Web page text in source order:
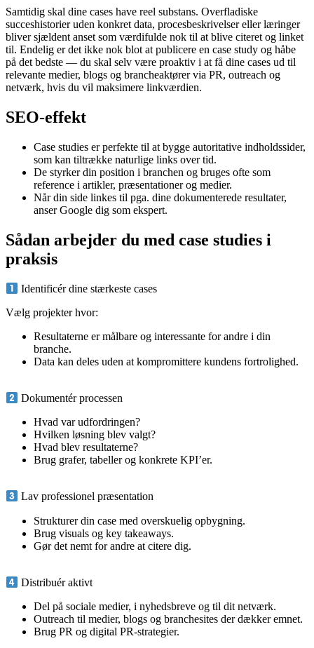
Samtidig skal dine cases have reel substans. Overfladiske
succeshistorier uden konkret data, procesbeskrivelser eller læringer
bliver sjældent anset som værdifulde nok til at blive citeret og linket
til. Endelig er det ikke nok blot at publicere en case study og håbe
på det bedste — du skal selv være proaktiv i at få dine cases ud til
relevante medier, blogs og brancheaktører via PR, outreach og
netværk, hvis du vil maksimere linkværdien.
SEO-effekt
Case studies er perfekte til at bygge autoritative indholdssider,
som kan tiltrække naturlige links over tid.
De styrker din position i branchen og bruges ofte som
reference i artikler, præsentationer og medier.
Når din side linkes til pga. dine dokumenterede resultater,
anser Google dig som ekspert.
Sådan arbejder du med case studies i
praksis
Identificér dine stærkeste cases
Vælg projekter hvor:
Resultaterne er målbare og interessante for andre i din
branche.
Data kan deles uden at kompromittere kundens fortrolighed.
Dokumentér processen
Hvad var udfordringen?
Hvilken løsning blev valgt?
Hvad blev resultaterne?
Brug grafer, tabeller og konkrete KPI’er.
Lav professionel præsentation
Strukturer din case med overskuelig opbygning.
Brug visuals og key takeaways.
Gør det nemt for andre at citere dig.
Distribuér aktivt
Del på sociale medier, i nyhedsbreve og til dit netværk.
Outreach til medier, blogs og branchesites der dækker emnet.
Brug PR og digital PR-strategier.